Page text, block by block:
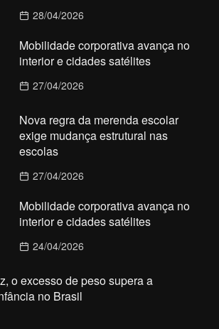
28/04/2026
Mobilidade corporativa avança no
interior e cidades satélites
27/04/2026
Nova regra da merenda escolar
exige mudança estrutural nas
escolas
27/04/2026
Mobilidade corporativa avança no
interior e cidades satélites
24/04/2026
o excesso de peso supera a
no Brasil